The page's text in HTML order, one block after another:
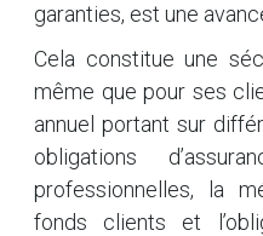
garanties, est une
Cela constitue une
même que pour ses
annuel portant sur
obligations
professionnelles, la
fonds clients et